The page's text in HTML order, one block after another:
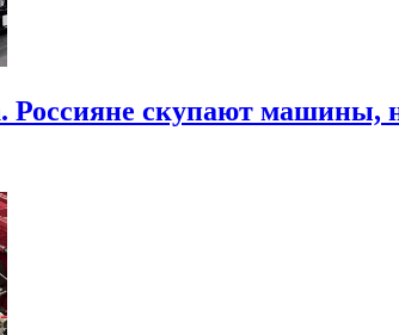
скупают машины,